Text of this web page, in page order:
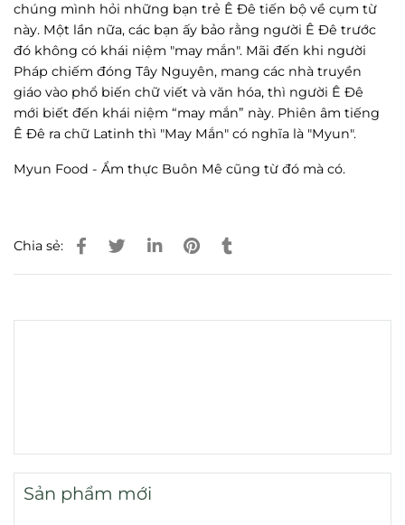
chúng mình hỏi những bạn trẻ Ê Đê tiến bộ về cụm từ
này. Một lần nữa, các bạn ấy bảo rằng người Ê Đê trước
đó không có khái niệm "may mắn". Mãi đến khi người
Pháp chiếm đóng Tây Nguyên, mang các nhà truyền
giáo vào phổ biến chữ viết và văn hóa, thì người Ê Đê
mới biết đến khái niệm “may mắn” này. Phiên âm tiếng
Ê Đê ra chữ Latinh thì "May Mắn" có nghĩa là "Myun".
Myun Food - Ẩm thực Buôn Mê cũng từ đó mà có.
Chia sẻ:
Sản phẩm mới